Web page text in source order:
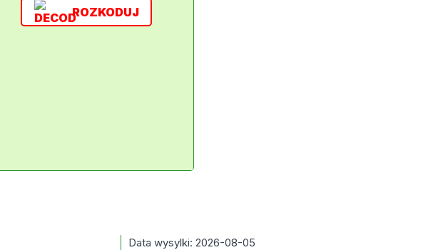
ROZKODUJ
Data wysylki: 2026-08-05